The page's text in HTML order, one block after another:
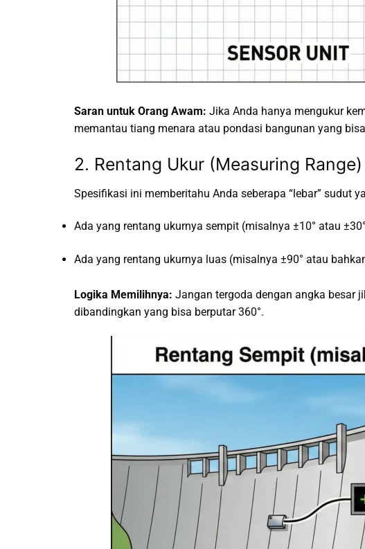
Saran untuk Orang Awam: Jika Anda hanya mengukur
memantau tiang menara atau pondasi bangunan yang
2. Rentang Ukur (Measuring Range)
Spesifikasi ini memberitahu Anda seberapa “lebar” sudut
Ada yang rentang ukurnya sempit (misalnya ±10° atau
Ada yang rentang ukurnya luas (misalnya ±90° atau
Logika Memilihnya: Jangan tergoda dengan angka besar
dibandingkan yang bisa berputar 360°.